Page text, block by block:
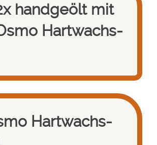
handgeölt mit
Hartwachs-
Hartwachs-